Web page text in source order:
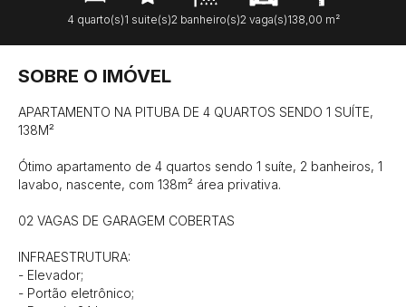
4 quarto(s)1 suite(s)2 banheiro(s)2 vaga(s)138,00 m²
SOBRE O IMÓVEL
APARTAMENTO NA PITUBA DE 4 QUARTOS SENDO 1 SUÍTE,
138M²
Ótimo apartamento de 4 quartos sendo 1 suíte, 2 banheiros, 1
lavabo, nascente, com 138m² área privativa.
02 VAGAS DE GARAGEM COBERTAS
INFRAESTRUTURA:
- Elevador;
- Portão eletrônico;